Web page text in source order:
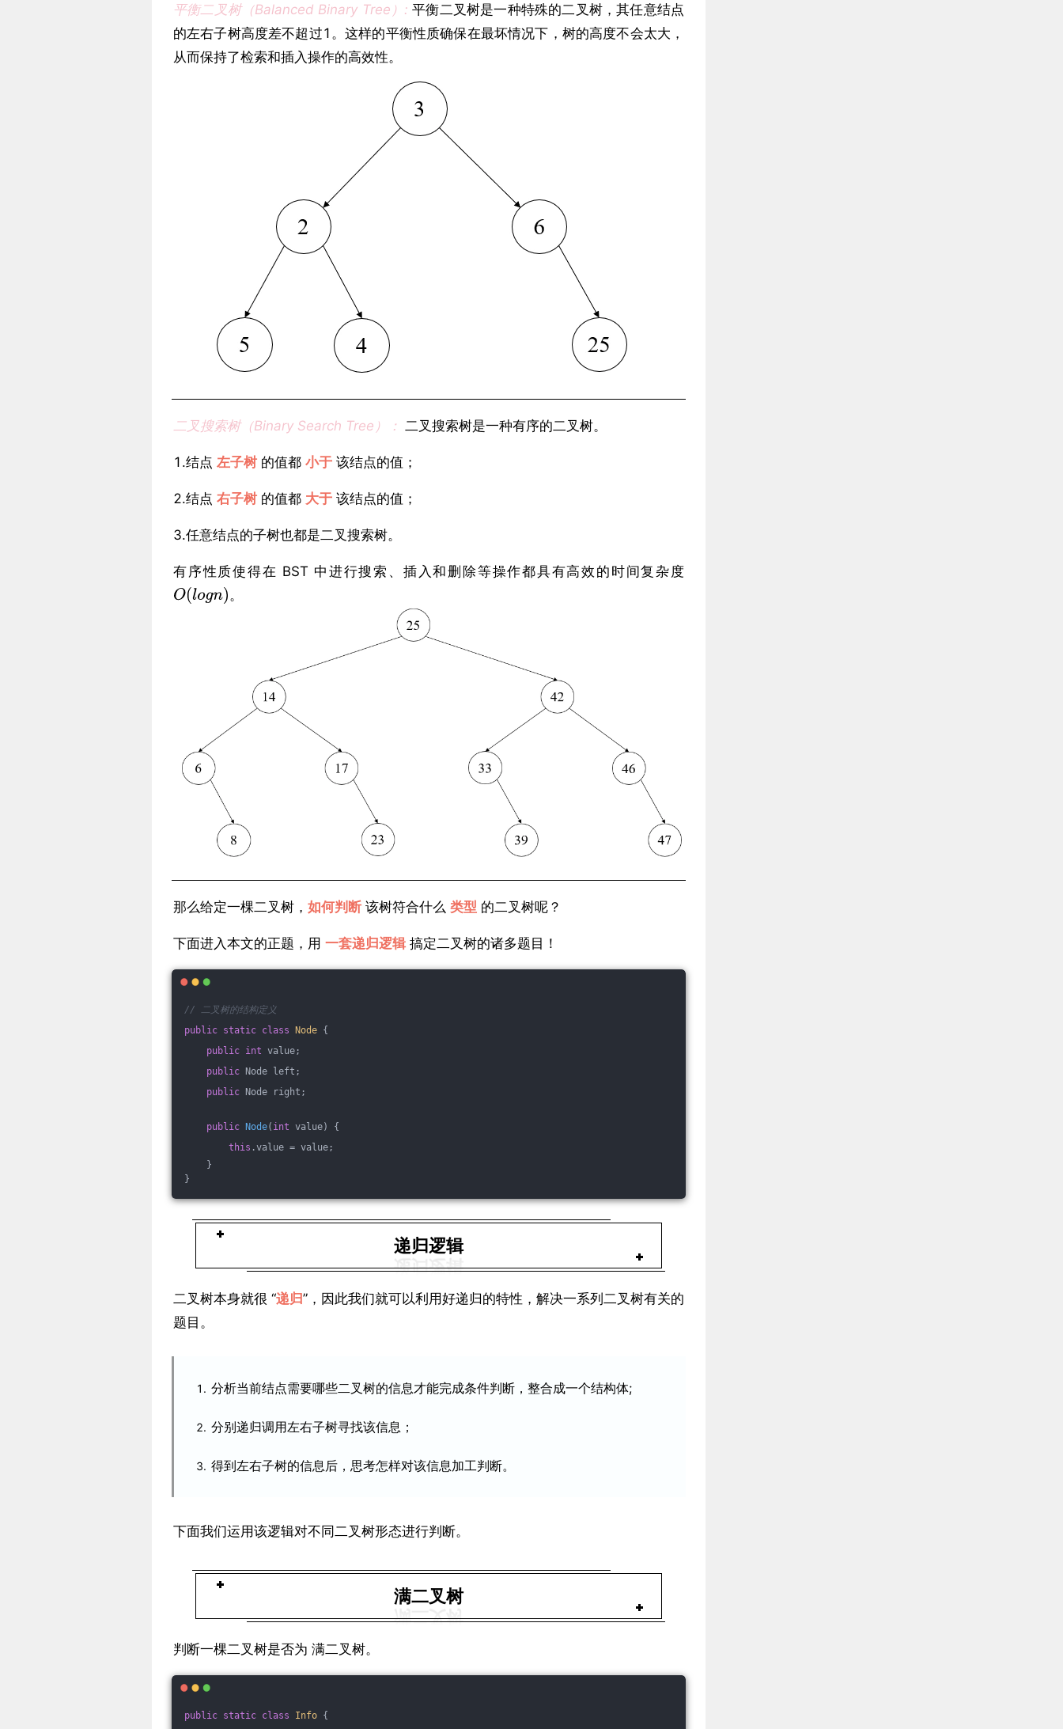
平衡二叉树（Balanced Binary Tree）: 平衡二叉树是一种特殊的二叉树，其任意结点
的左右子树高度差不超过1。这样的平衡性质确保在最坏情况下，树的高度不会太大，
从而保持了检索和插入操作的高效性。
二叉搜索树（Binary Search Tree）： 二叉搜索树是一种有序的二叉树。
1.结点 左子树 的值都 小于 该结点的值；
2.结点 右子树 的值都 大于 该结点的值；
3.任意结点的子树也都是二叉搜索树。
有序性质使得在 BST 中进行搜索、插入和删除等操作都具有高效的时间复杂度
。
那么给定一棵二叉树， 如何判断 该树符合什么 类型 的二叉树呢？
下面进入本文的正题，用 一套递归逻辑搞定二叉树的诸多题目！
// 二叉树的结构定义
public static class Node {
public int value;
public Node left;
public Node right;
public Node( int value)
{
this .value = value;
}
}
递归逻辑
二叉树本身就很 “递归”，因此我们就可以利用好递归的特性，解决一系列二叉树有关的
题目。
分析当前结点需要哪些二叉树的信息才能完成条件判断，整合成一个结构体;
分别递归调用左右子树寻找该信息；
得到左右子树的信息后，思考怎样对该信息加工判断。
下面我们运用该逻辑对不同二叉树形态进行判断。
满二叉树
判断一棵二叉树是否为 满二叉树。
public static class Info {